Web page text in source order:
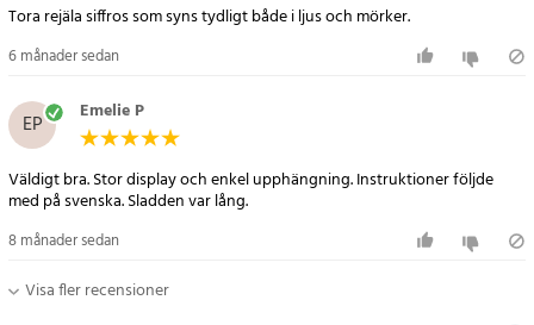
Tora rejäla siffros som syns tydligt både i ljus och mörker.
6 månader sedan
EP Emelie P
Väldigt bra. Stor display och enkel upphängning. Instruktioner följde
med på svenska. Sladden var lång.
8 månader sedan
Visa fler recensioner